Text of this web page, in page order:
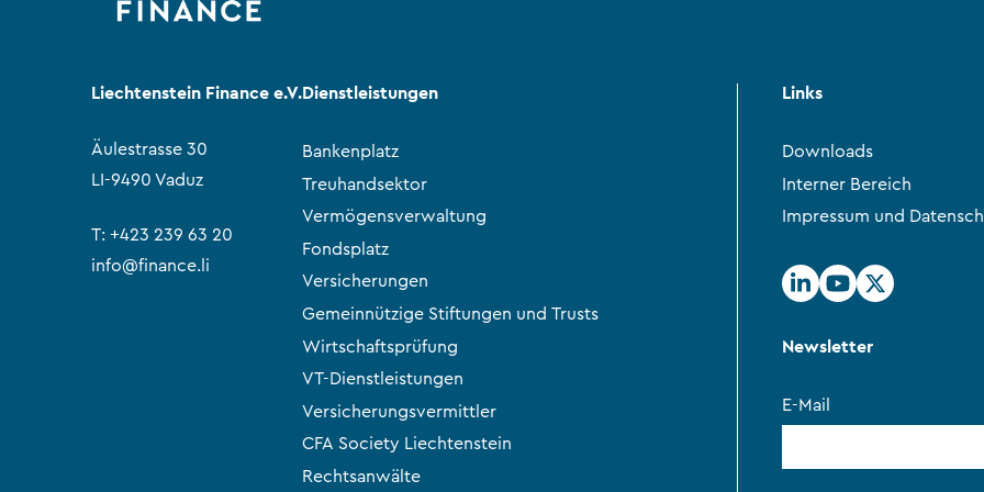
Liechtenstein Finance e.V.
Äulestrasse 30
LI-9490 Vaduz
T:+423 239 63 20
info@finance.li
Dienstleistungen
Bankenplatz
Treuhandsektor
Vermögensverwaltung
Fondsplatz
Versicherungen
Gemeinnützige Stiftungen und Trusts
Wirtschaftsprüfung
VT-Dienstleistungen
Versicherungsvermittler
CFA Society Liechtenstein
Rechtsanwälte
Links
Downloads
Interner Bereich
Impressum und
Newsletter
E-Mail